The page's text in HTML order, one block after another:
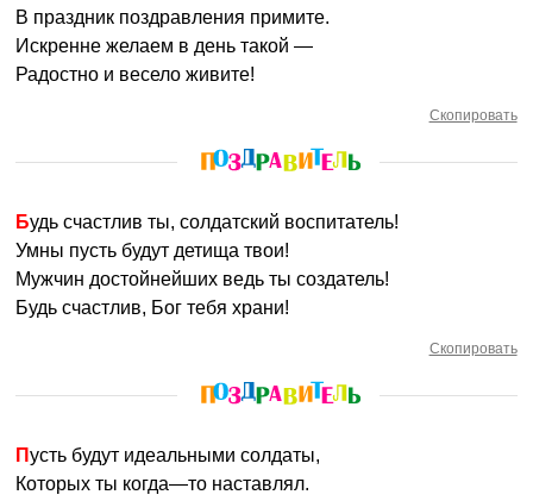
В праздник поздравления примите.
Искренне желаем в день такой —
Радостно и весело живите!
Скопировать
Будь счастлив ты, солдатский воспитатель!
Умны пусть будут детища твои!
Мужчин достойнейших ведь ты создатель!
Будь счастлив, Бог тебя храни!
Скопировать
Пусть будут идеальными солдаты,
Которых ты когда—то наставлял.